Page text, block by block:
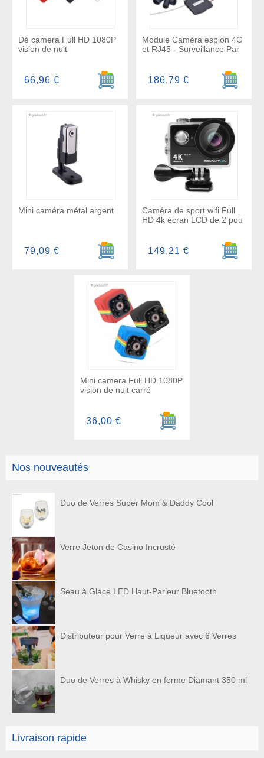
Nos nouveautés
Duo de Verres Super Mom & Daddy Cool
Verre Jeton de Casino Incrusté
Seau à Glace LED Haut-Parleur Bluetooth
Distributeur pour Verre à Liqueur avec 6 Verres
Duo de Verres à Whisky en forme Diamant 350 ml
Livraison rapide
Dé camera Full HD 1080P
vision de nuit
Ajouter au panier
66,96 €
Module Caméra espion 4G
et RJ45 - Surveillance Par
Ajouter
186,79 €
Mini caméra métal argent
Ajouter au panier
79,09 €
Caméra de sport wifi Full
HD 4k écran LCD de 2 pou
Ajouter
149,21 €
Mini camera Full HD 1080P
vision de nuit carré
Ajouter au panier
36,00 €